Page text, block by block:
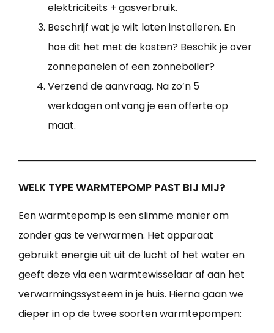
elektriciteits + gasverbruik.
Beschrijf wat je wilt laten installeren. En
hoe dit het met de kosten? Beschik je over
zonnepanelen of een zonneboiler?
Verzend de aanvraag. Na zo’n 5
werkdagen ontvang je een offerte op
maat.
WELK TYPE WARMTEPOMP PAST BIJ MIJ?
Een warmtepomp is een slimme manier om
zonder gas te verwarmen. Het apparaat
gebruikt energie uit uit de lucht of het water en
geeft deze via een warmtewisselaar af aan het
verwarmingssysteem in je huis. Hierna gaan we
dieper in op de twee soorten warmtepompen: